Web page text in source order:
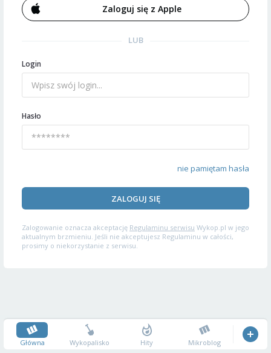
Zaloguj się z Apple
LUB
Login
Hasło
nie pamiętam hasła
ZALOGUJ SIĘ
Zalogowanie oznacza akceptację Regulaminu serwisu Wykop.pl w jego
aktualnym brzmieniu. Jeśli nie akceptujesz Regulaminu w całości,
prosimy o niekorzystanie z serwisu.
Główna Wykopalisko Hity Mikroblog